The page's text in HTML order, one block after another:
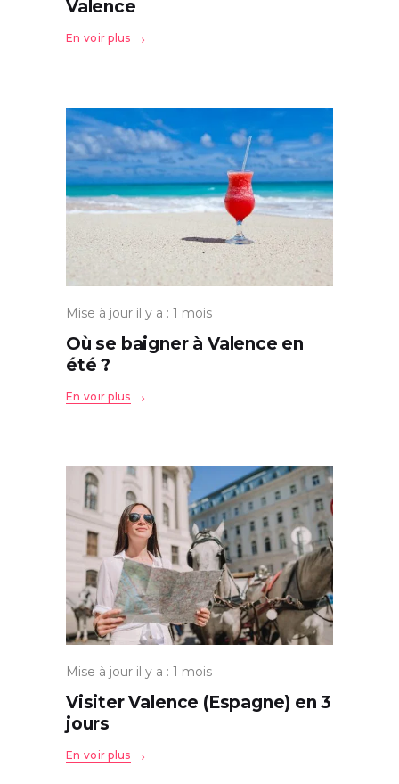
Valence
En voir plus
Mise à jour il y a : 1 mois
Où se baigner à Valence en
été ?
En voir plus
Mise à jour il y a : 1 mois
Visiter Valence (Espagne) en 3
jours
En voir plus